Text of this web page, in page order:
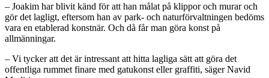
– Joakim har blivit känd för att han målat på klippor och murar och
gör det lagligt, eftersom han av park- och naturförvaltningen bedöms
vara en etablerad konstnär. Och då får man göra konst på
allmänningar.
– Vi tycker att det är intressant att hitta lagliga sätt att göra det
offentliga rummet finare med gatukonst eller graffiti, säger Navid